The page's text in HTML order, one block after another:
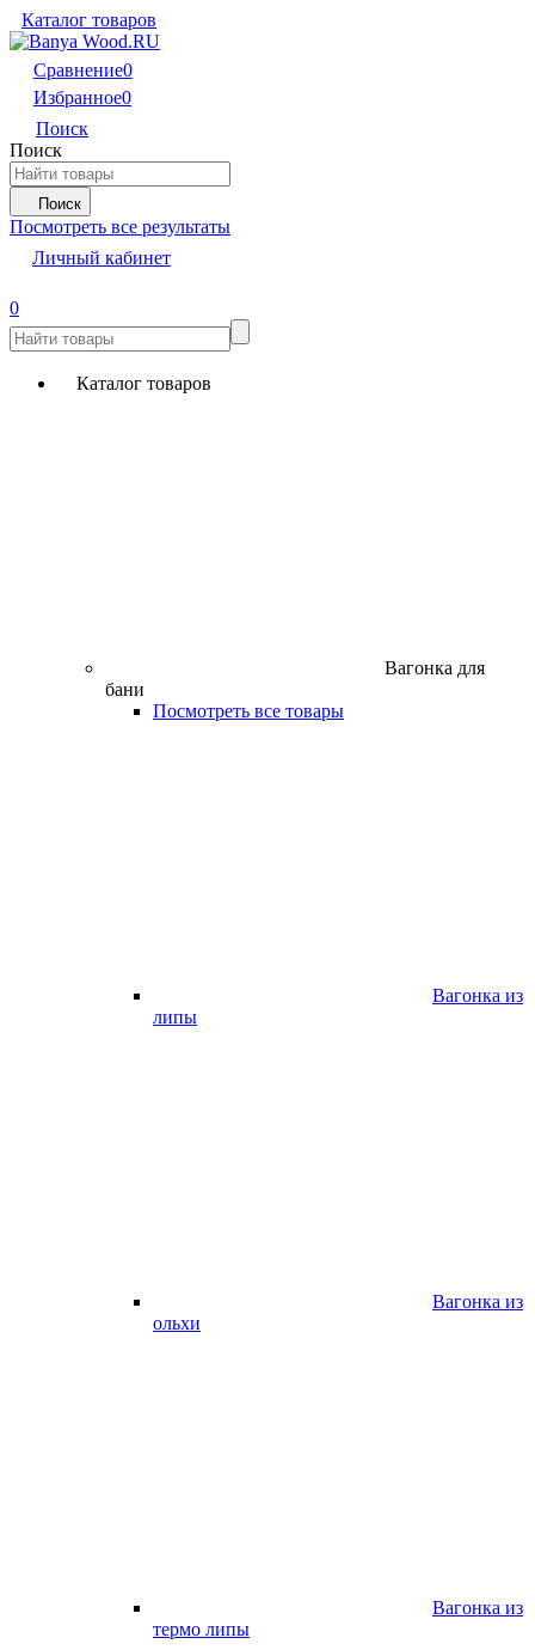
Каталог товаров
Сравнение0
Избранное0
Поиск
Поиск
Поиск
Посмотреть все результаты
Личный кабинет
0
Каталог товаров
Вагонка для
бани
Посмотреть все товары
Вагонка из
липы
Вагонка из
ольхи
Вагонка из
термо липы